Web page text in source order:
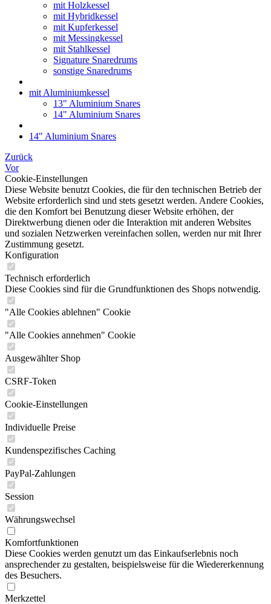
mit Holzkessel
mit Hybridkessel
mit Kupferkessel
mit Messingkessel
mit Stahlkessel
Signature Snaredrums
sonstige Snaredrums
mit Aluminiumkessel
13" Aluminium Snares
14" Aluminium Snares
14" Aluminium Snares
Zurück
Vor
Cookie-Einstellungen
Diese Website benutzt Cookies, die für den technischen Betrieb der
Website erforderlich sind und stets gesetzt werden. Andere Cookies,
die den Komfort bei Benutzung dieser Website erhöhen, der
Direktwerbung dienen oder die Interaktion mit anderen Websites
und sozialen Netzwerken vereinfachen sollen, werden nur mit Ihrer
Zustimmung gesetzt.
Konfiguration
Technisch erforderlich
Diese Cookies sind für die Grundfunktionen des Shops notwendig.
"Alle Cookies ablehnen" Cookie
"Alle Cookies annehmen" Cookie
Ausgewählter Shop
CSRF-Token
Cookie-Einstellungen
Individuelle Preise
Kundenspezifisches Caching
PayPal-Zahlungen
Session
Währungswechsel
Komfortfunktionen
Diese Cookies werden genutzt um das Einkaufserlebnis noch
ansprechender zu gestalten, beispielsweise für die Wiedererkennung
des Besuchers.
Merkzettel